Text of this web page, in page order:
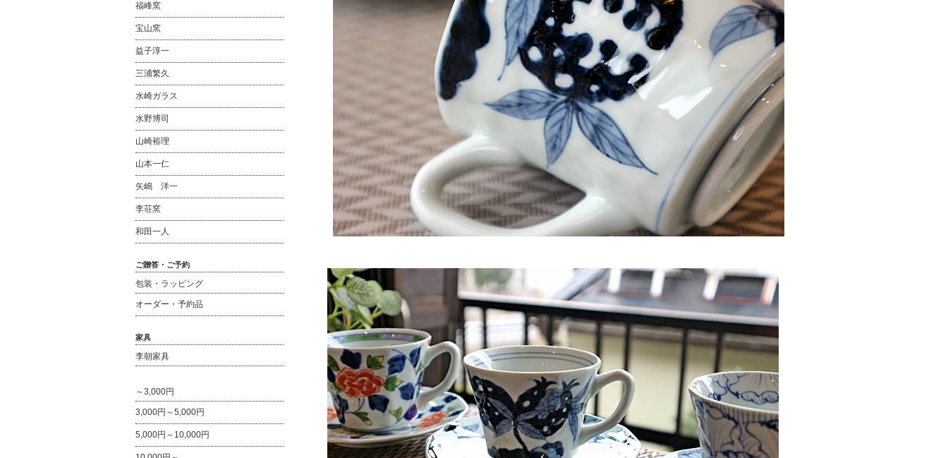
福峰窯
宝山窯
益子淳一
三浦繁久
水崎ガラス
水野博司
山崎裕理
山本一仁
矢嶋 洋一
李荘窯
和田一人
ご贈答・ご予約
包装・ラッピング
オーダー・予約品
家具
李朝家具
～3,000円
3,000円～5,000円
5,000円～10,000円